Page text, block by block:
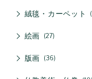
絨毯・カーペット
絵画 27
版画 36